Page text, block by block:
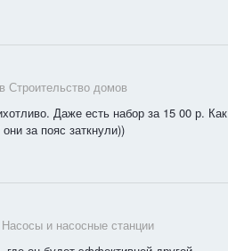
Строительство домов
Даже есть набор за 15 00 р. Как
за пояс заткнули))
Насосы и насосные станции